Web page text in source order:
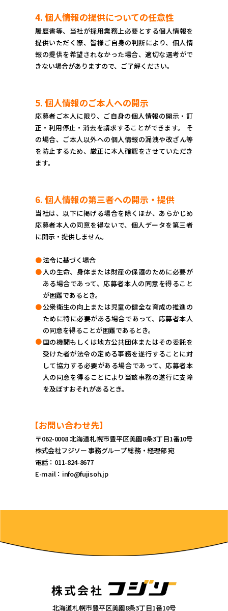
4. 個人情報の提供についての任意性
履歴書等、当社が採用業務上必要とする個人情報を
提供いただく際、皆様ご自身の判断により、個人情
報の提供を希望されなかった場合、適切な選考がで
きない場合がありますので、ご了解ください。
5. 個人情報のご本人への開示
応募者ご本人に限り、ご自身の個人情報の開示・訂
正・利用停止・消去を請求することができます。 そ
の場合、ご本人以外への個人情報の漏洩や改ざん等
を防止するため、厳正に本人確認をさせていただき
ます。
6. 個人情報の第三者への開示・提供
当社は、以下に掲げる場合を除くほか、あらかじめ
応募者本人の同意を得ないで、個人データを第三者
に開示・提供しません。
●
●
●
●
法令に基づく場合
人の生命、身体または財産の保護のために必要が
ある場合であって、応募者本人の同意を得ること
が困難であるとき。
公衆衛生の向上または児童の健全な育成の推進の
ために特に必要がある場合であって、応募者本人
の同意を得ることが困難であるとき。
国の機関もしくは地方公共団体またはその委託を
受けた者が法令の定める事務を遂行することに対
して協力する必要がある場合であって、応募者本
人の同意を得ることにより当該事務の遂行に支障
を及ぼすおそれがあるとき。
【お問い合わせ先】
〒062-0008 北海道札幌市豊平区美園8条3丁目1番10号
株式会社フジソー 事務グループ 総務・経理部 宛
電話：011-824-8677
E-mail：info@fujisoh.jp
北海道札幌市豊平区美園8条3丁目1番10号